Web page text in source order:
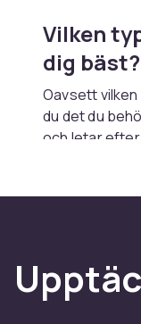
Vilken
dig bäst?
Oavsett
du det du
och letar
hittar du även
det fria? I